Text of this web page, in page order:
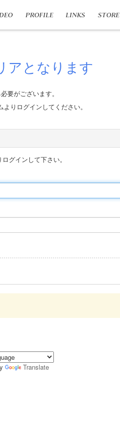
PROFILE LINKS STORE
アとなります
要がございます。
りログインしてください。
グインして下さい。
Translate